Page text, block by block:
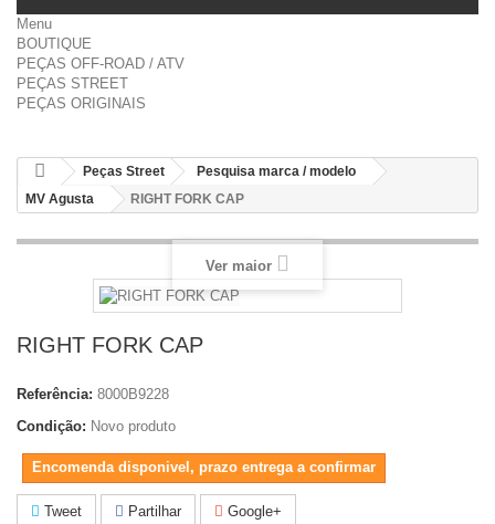
Menu
BOUTIQUE
PEÇAS OFF-ROAD / ATV
PEÇAS STREET
PEÇAS ORIGINAIS
Peças Street
Pesquisa marca / modelo
MV Agusta
RIGHT FORK CAP
Ver maior
RIGHT FORK CAP
Referência: 8000B9228
Condição: Novo produto
Encomenda disponivel, prazo entrega a confirmar
Tweet Partilhar Google+